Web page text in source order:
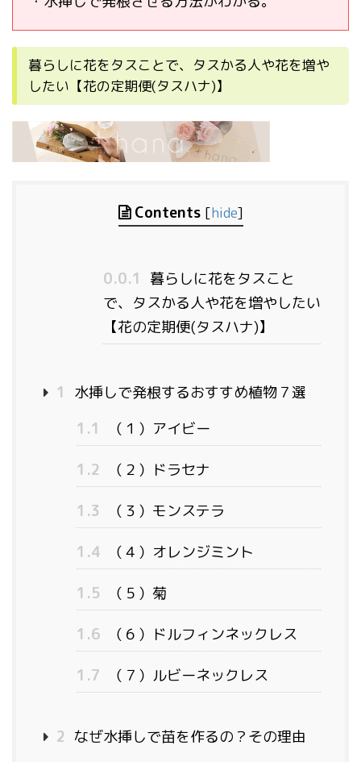
暮らしに花をタスことで、タスかる人や花を増や
したい【花の定期便(タスハナ)】
Contents [hide]
0.0.1
暮らしに花をタスこと
で、タスかる人や花を増やしたい
【花の定期便(タスハナ)】
1
水挿しで発根するおすすめ植物７選
1.1
（１）アイビー
1.2 （２）ドラセナ
1.3 （３）モンステラ
1.4 （４）オレンジミント
1.5 （５）菊
1.6 （６）ドルフィンネックレス
1.7 （７）ルビーネックレス
2 なぜ水挿しで苗を作るの？その理由